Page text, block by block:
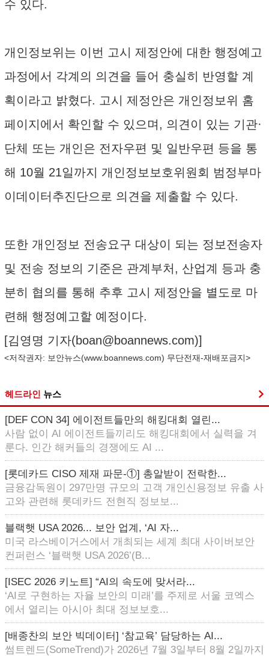
수 있다.
개인정보위는 이번 고시 제정안에 대한 행정예고
과정에서 각계의 의견을 들어 충실히 반영할 계
획이라고 밝혔다. 고시 제정안은 개인정보위 홈
페이지에서 확인할 수 있으며, 의견이 있는 기관·
단체 또는 개인은 전자우편 및 일반우편 등을 통
해 10월 21일까지 개인정보보호위원회 범정부마
이데이터추진단으로 의견을 제출할 수 있다.
또한 개인정보 전송요구 대상이 되는 정보전송자
및 전송 정보의 기준은 관계부처, 산업계 등과 충
분히 협의를 통해 추후 고시 제정안을 별도로 마
련해 행정예고할 예정이다.
[김영명 기자(boan@boannews.com)]
<저작권자: 보안뉴스(www.boannews.com) 무단전재-재배포금지>
헤드라인 뉴스
[DEF CON 34] 에이전트들만의 해킹대회 열린...
사람 없이 AI 에이전트들끼리도 해킹대회에서 실력을 겨
룬다. 인간 해커들의 경쟁에도 AI ...
[롯데카드 CISO 제재 파문-①] 총알받이 전락한...
금융감독원이 297만명 규모의 고객 개인신용정보 유출 사
고와 관련해 롯데카드 전현직 정보보...
블랙햇 USA 2026... 보안 업계, ‘AI 자...
미국 라스베이거스에서 개최되는 세계 최대 사이버보안
컨퍼런스 ‘블랙햇 USA 2026’(B...
[ISEC 2026 키노트] “AI의 속도에 맞서라...
‘AI로 구현하는 자율 보안의 미래’를 주제로 서울 코엑스
에서 열리는 아시아 최대 정보보호...
[배종찬의 보안 빅데이터] ‘참교육’ 담당하는 AI...
썸트렌드(SomeTrend)가 2026년 7월 3일부터 8월 2일까지